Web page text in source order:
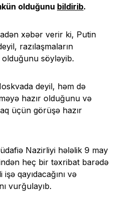
olduğunu bildirib.
xəbər verir ki, Putin
razılaşmaların
olduğunu söyləyib.
deyil, həm də
hazır olduğunu və
üçün görüşə hazır
Nazirliyi hələlik 9 may
heç bir təxribat barədə
qayıdacağını və
vurğulayıb.